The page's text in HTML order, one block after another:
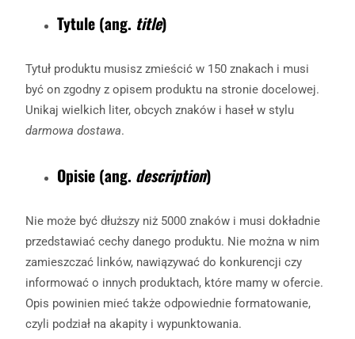
Tytule (ang. title)
Tytuł produktu musisz zmieścić w 150 znakach i musi
być on zgodny z opisem produktu na stronie docelowej.
Unikaj wielkich liter, obcych znaków i haseł w stylu
darmowa dostawa.
Opisie (ang. description)
Nie może być dłuższy niż 5000 znaków i musi dokładnie
przedstawiać cechy danego produktu. Nie można w nim
zamieszczać linków, nawiązywać do konkurencji czy
informować o innych produktach, które mamy w ofercie.
Opis powinien mieć także odpowiednie formatowanie,
czyli podział na akapity i wypunktowania.